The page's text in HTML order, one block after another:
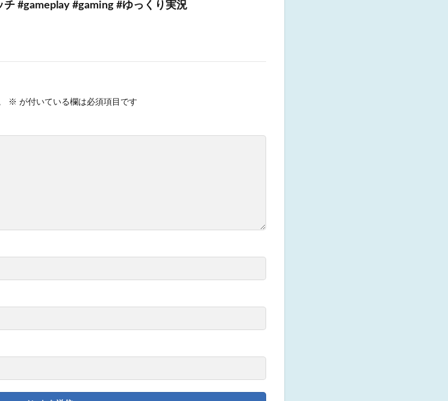
チ #gameplay #gaming #ゆっくり実況
※ が付いている欄は必須項目です